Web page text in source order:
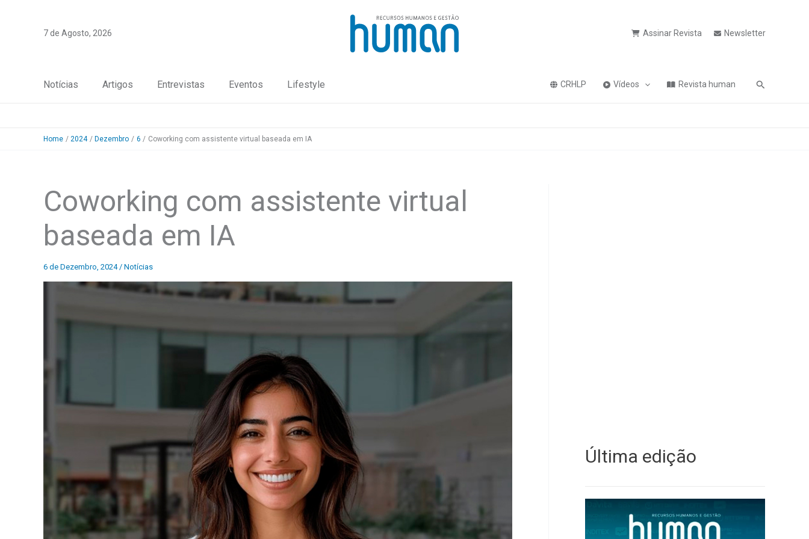
7 de Agosto, 2026 Assinar Revista Newsletter
Notícias Artigos Entrevistas Eventos Lifestyle CRHLP Vídeos Revista human Pesquisa
Home 2024 Dezembro 6 Coworking com assistente virtual baseada em IA
Coworking com assistente virtual
baseada em IA
6 de Dezembro, 2024 / Notícias
Última edição